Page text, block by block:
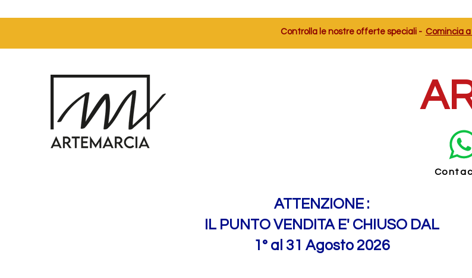
Controlla le nostre offerte speciali - Comincia
ATTENZIONE :
IL PUNTO VENDITA E' CHIUSO DAL
1° al 31 Agosto 2026